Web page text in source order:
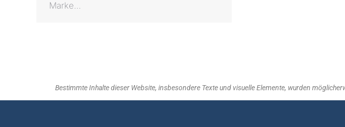
Marke…
Bestimmte Inhalte dieser Website, insbesondere Texte und visuelle Elemente, wurden